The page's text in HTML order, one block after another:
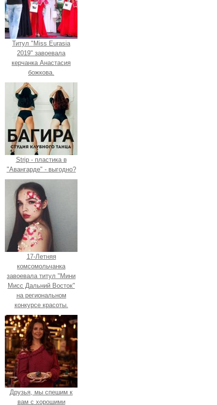
Титул "Miss Eurasia
2019" завоевала
керчанка Анастасия
божкова.
Strip - пластика в
"Авангарде" - выгодно?
17-Летняя
комсомольчанка
завоевала титул "Мини
Мисс Дальний Восток"
на региональном
конкурсе красоты.
Друзья, мы спешим к
вам с хорошими